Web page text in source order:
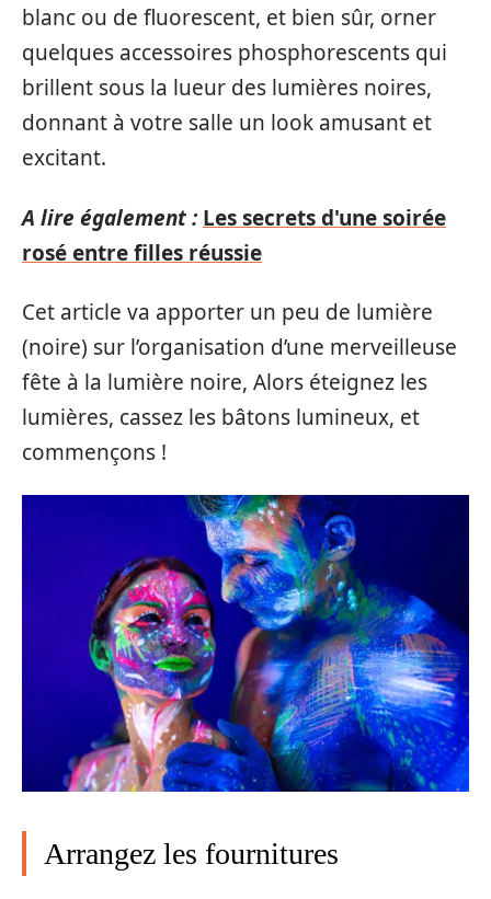
blanc ou de fluorescent, et bien sûr, orner
quelques accessoires phosphorescents qui
brillent sous la lueur des lumières noires,
donnant à votre salle un look amusant et
excitant.
A lire également : Les secrets d'une soirée
rosé entre filles réussie
Cet article va apporter un peu de lumière
(noire) sur l’organisation d’une merveilleuse
fête à la lumière noire, Alors éteignez les
lumières, cassez les bâtons lumineux, et
commençons !
Arrangez les fournitures